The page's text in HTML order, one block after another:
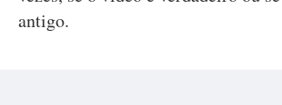
antigo.